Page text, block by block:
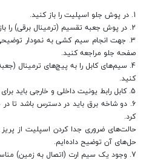
1. در پوش جلو اسپلیت را باز کنید.
2. در پوش جعبه تقسیم (ترمینال برقی) را باز کنید. (مانند تصویر)
3. جهت انجام سیم کشی به نمودار
صفحه جلو مراجعه کنید.
4. سیم‌های کابل را به پیچ‌های ترمینال
کنید.
5. کابل رابط یونیت داخلی و خارجی باید برای استفاده در فضای باز مناسب باشد.
6. دو شاخه برق باید در دسترس باشد تا در
کرد.
حالت‌های ضروری جدا کردن اسپلیت از
حل‌های آن توضیح داده‌ایم.
7. وجود یک سیم ارت (اتصال به زمین) مناسب ضروری است.